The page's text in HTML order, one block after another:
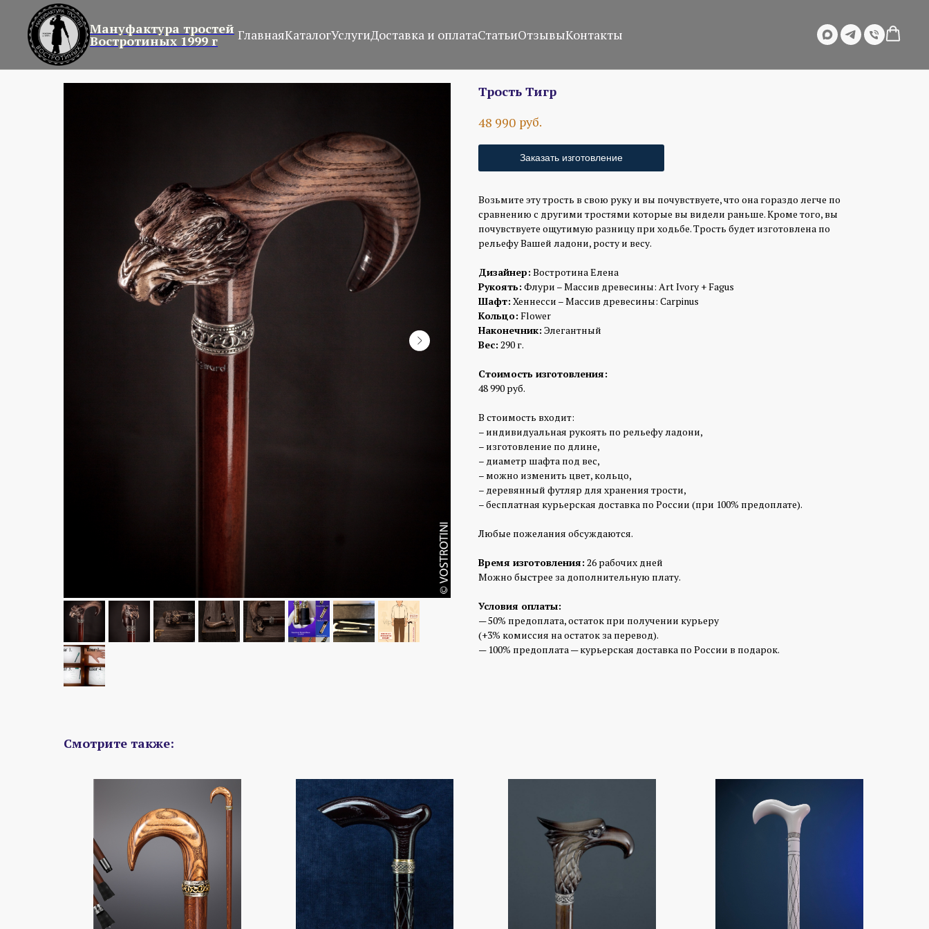
Мануфактура тростей
Востротиных 1999 г ГлавнаяКаталогУслугиДоставка и оплатаСтатьиОтзывыКонтакты
Трость Тигр
48 990 руб.
Заказать изготовление
Возьмите эту трость в свою руку и вы почувствуете, что она гораздо легче по
сравнению с другими тростями которые вы видели раньше. Кроме того, вы
почувствуете ощутимую разницу при ходьбе. Трость будет изготовлена по
рельефу Вашей ладони, росту и весу.
Дизайнер: Востротина Елена
Рукоять: Флури – Массив древесины: Art Ivory + Fagus
Шафт: Хеннесси – Массив древесины: Carpinus
Кольцо: Flower
Наконечник: Элегантный
Вес: 290 г.
Стоимость изготовления:
48 990 руб.
В стоимость входит:
– индивидуальная рукоять по рельефу ладони,
– изготовление по длине,
– диаметр шафта под вес,
– можно изменить цвет, кольцо,
– деревянный футляр для хранения трости,
– бесплатная курьерская доставка по России (при 100% предоплате).
Любые пожелания обсуждаются.
Время изготовления: 26 рабочих дней
Можно быстрее за дополнительную плату.
Условия оплаты:
— 50% предоплата, остаток при получении курьеру
(+3% комиссия на остаток за перевод).
— 100% предоплата — курьерская доставка по России в подарок.
Смотрите также: